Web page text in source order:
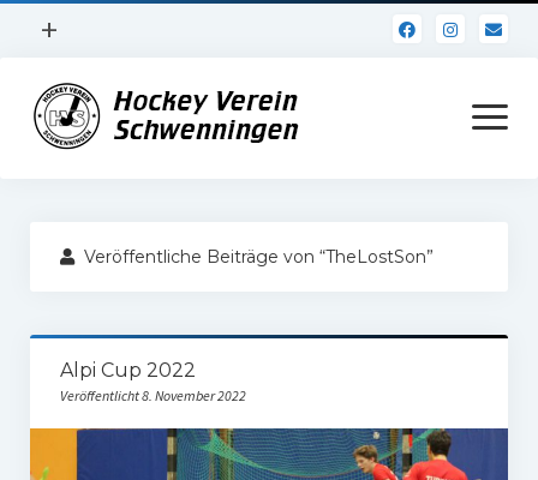
Menü
+
Impressum
Datenschutz
Menü
öffnen
Daten und Fakten
Vereinsheim
FSJ Stelle
Veröffentliche Beiträge von “TheLostSon”
Alpi Cup 2022
Veröffentlicht 8. November 2022